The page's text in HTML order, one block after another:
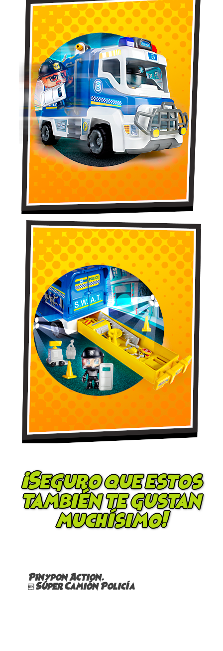
¡Seguro que estos
también te gustan
muchísimo!
Pinypon Action.
 Súper Camión Policía